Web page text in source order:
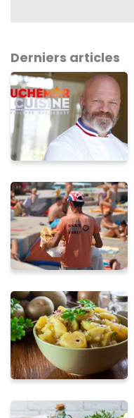
Derniers articles